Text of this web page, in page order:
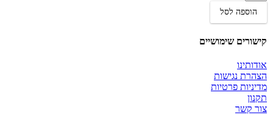
פוליש
לבן
"16
3M
הוספה לסל
קישורים שימושיים
אודותינו
הצהרת נגישות
מדיניות פרטיות
תקנון
צור קשר